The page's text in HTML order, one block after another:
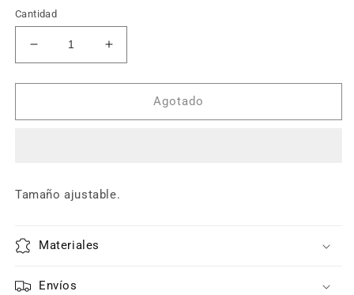
Cantidad
Reducir
cantidad
para
Sense
Aumentar
cantidad
para
Sense
Agotado
Tamaño ajustable.
Materiales
Envíos